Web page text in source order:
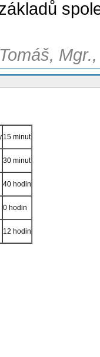
15 minut
30 minut
40 hodin
0 hodin
12 hodin